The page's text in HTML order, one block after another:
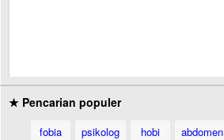
★ Pencarian populer
fobia psikolog hobi abdomen